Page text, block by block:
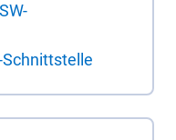
Schnittstelle